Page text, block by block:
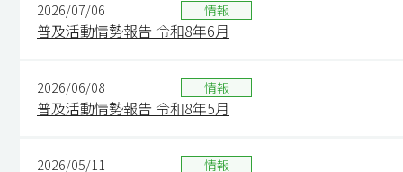
2026/07/06 情報
普及活動情勢報告 令和8年6月
2026/06/08 情報
普及活動情勢報告 令和8年5月
2026/05/11 情報